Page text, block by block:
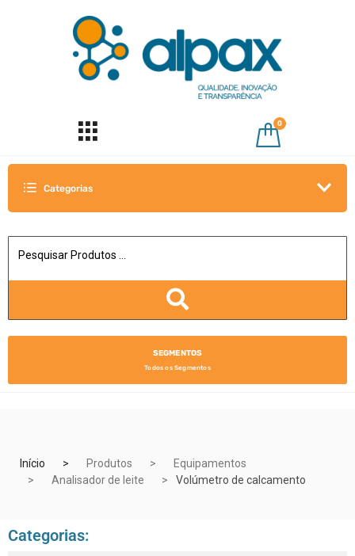
0
Categorias
SEGMENTOS
Todos os Segmentos
Início Produtos
Equipamentos
Analisador de leite
Volúmetro de calcamento
Categorias: